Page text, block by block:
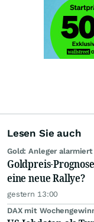
Lesen Sie auch
Gold: Anleger alarmiert
Goldpreis-
eine neue Rallye?
gestern 13:00
DAX mit